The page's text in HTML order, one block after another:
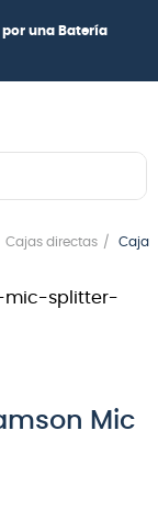
una Batería
Cajas directas
Caja
Mic